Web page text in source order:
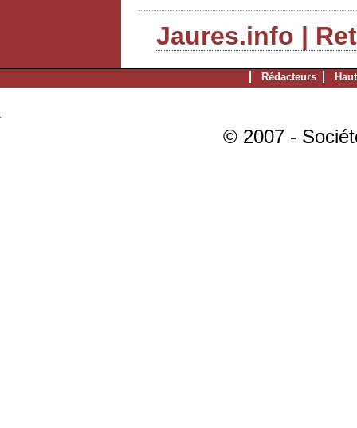
Jaures.info |
Rédacteurs
© 2007 -